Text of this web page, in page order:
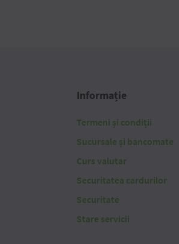
Informație
Termeni și condiții
Sucursale și bancomate
Curs valutar
Securitatea cardurilor
Securitate
Stare servicii